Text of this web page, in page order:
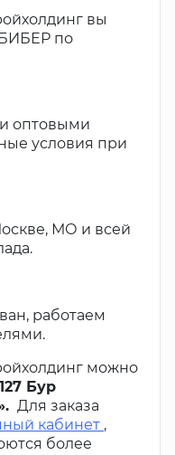
вы
БИБЕР по
оптовыми
условия при
МО и всей
работаем
можно
Бур
Для заказа
кабинет ,
более